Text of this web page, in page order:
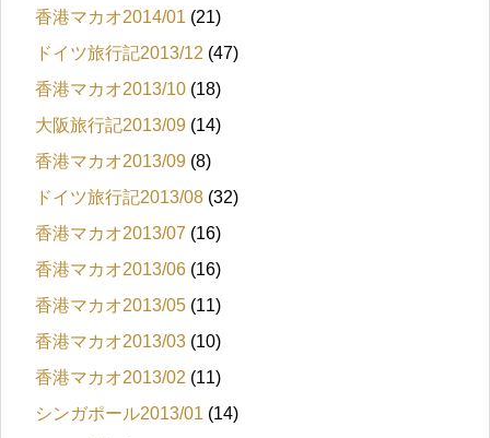
香港マカオ2014/01 (21)
ドイツ旅行記2013/12 (47)
香港マカオ2013/10 (18)
大阪旅行記2013/09 (14)
香港マカオ2013/09 (8)
ドイツ旅行記2013/08 (32)
香港マカオ2013/07 (16)
香港マカオ2013/06 (16)
香港マカオ2013/05 (11)
香港マカオ2013/03 (10)
香港マカオ2013/02 (11)
シンガポール2013/01 (14)